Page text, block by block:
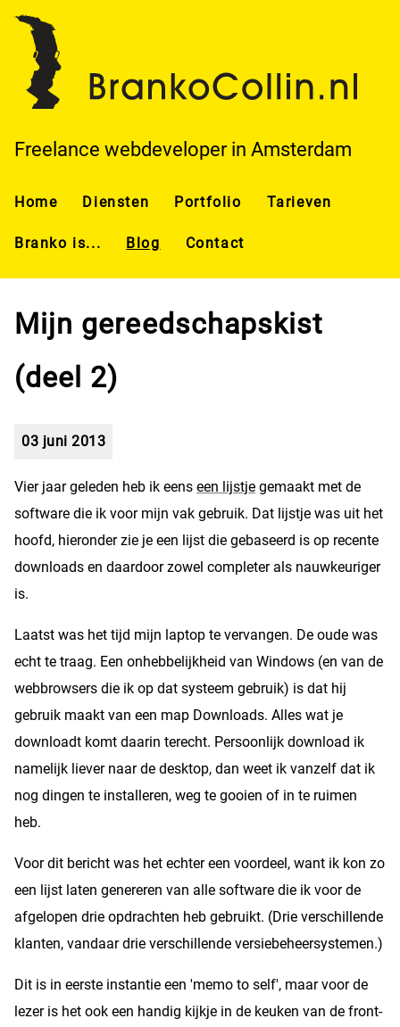
Overslaan en naar de inhoud gaan
Freelance webdeveloper in Amsterdam
Home Diensten Portfolio Tarieven
Branko is... Blog Contact
Mijn gereedschapskist
(deel 2)
03 juni 2013
Vier jaar geleden heb ik eens een lijstje gemaakt met de
software die ik voor mijn vak gebruik. Dat lijstje was uit het
hoofd, hieronder zie je een lijst die gebaseerd is op recente
downloads en daardoor zowel completer als nauwkeuriger
is.
Laatst was het tijd mijn laptop te vervangen. De oude was
echt te traag. Een onhebbelijkheid van Windows (en van de
webbrowsers die ik op dat systeem gebruik) is dat hij
gebruik maakt van een map Downloads. Alles wat je
downloadt komt daarin terecht. Persoonlijk download ik
namelijk liever naar de desktop, dan weet ik vanzelf dat ik
nog dingen te installeren, weg te gooien of in te ruimen
heb.
Voor dit bericht was het echter een voordeel, want ik kon zo
een lijst laten genereren van alle software die ik voor de
afgelopen drie opdrachten heb gebruikt. (Drie verschillende
klanten, vandaar drie verschillende versiebeheersystemen.)
Dit is in eerste instantie een 'memo to self', maar voor de
lezer is het ook een handig kijkje in de keuken van de front-